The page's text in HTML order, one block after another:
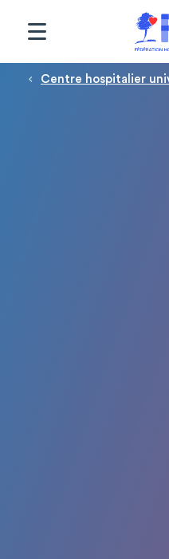
Fil d'Ariane
Centre hospitalier
Panneau de gestion des